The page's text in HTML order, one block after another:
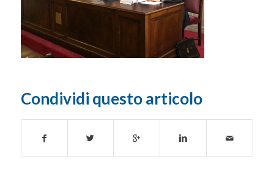
Condividi questo articolo